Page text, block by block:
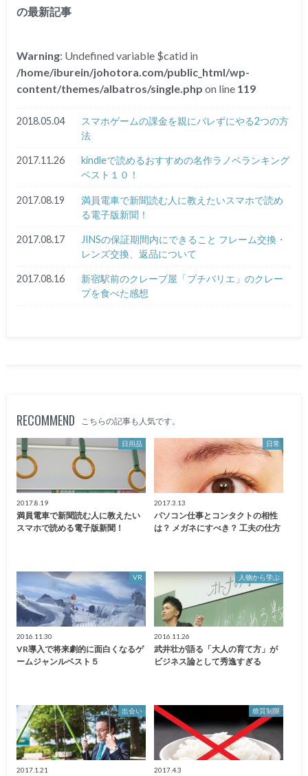
の最新記事
Warning: Undefined variable $catid in
/home/iburein/johotora.com/public_html/wp-
content/themes/albatros/single.php on line 119
2018.05.04
スマホゲームの課金を親にバレずにやる2つの方
法
2017.11.26
kindleで読めるおすすめの名作ラノベランキング
ベスト１０！
2017.08.19
満員電車で新聞読む人に教えたいスマホで読め
る電子版新聞！
2017.08.17
JINSの保証期間内にできること フレーム交換・
レンズ交換、返品について
2017.08.16
新宿駅前のクレープ屋「プチバリエ」のクレー
プを食べた感想
RECOMMEND こちらの記事も人気です。
日用品
2017.8.19
満員電車で新聞読む人に教えたい
スマホで読める電子版新聞！
日常
2017.3.13
パソコン仕事とコンタクトの相性
は？ メガネにすべき？ 工夫の仕方
VR
2016.11.30
VR導入で将来劇的に面白くなるゲ
ームジャンルベスト５
人物から学ぶ
2016.11.26
武井壮が語る「大人の育て方」が
ビジネス論として秀逸すぎる
出会い
2017.1.21
糖質制限
2017.4.3